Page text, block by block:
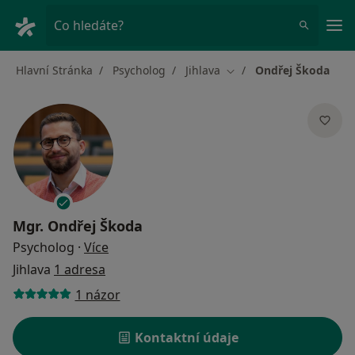
Co hledáte?
Hlavní Stránka Psycholog Jihlava Změna města
Ondřej Škoda
Mgr. Ondřej Škoda
Psycholog · Více
Jihlava 1 adresa
1 názor
Kontaktní údaje